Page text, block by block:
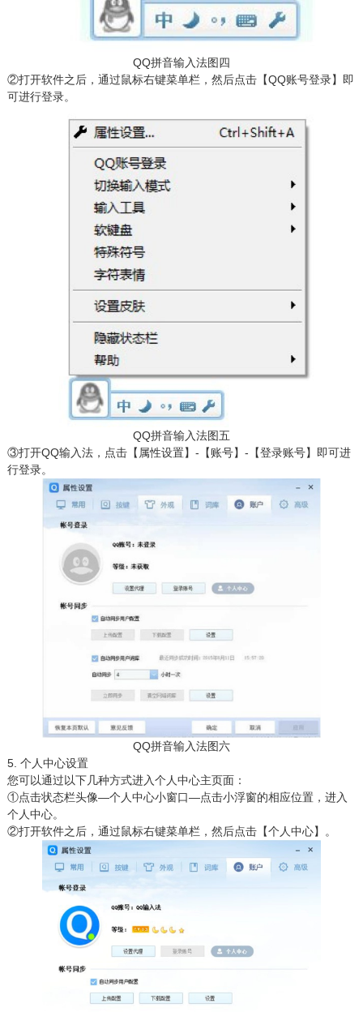
QQ拼音输入法图四
②打开软件之后，通过鼠标右键菜单栏，然后点击【QQ账号登录】即
可进行登录。
QQ拼音输入法图五
③打开QQ输入法，点击【属性设置】-【账号】-【登录账号】即可进
行登录。
QQ拼音输入法图六
5. 个人中心设置
您可以通过以下几种方式进入个人中心主页面：
①点击状态栏头像—个人中心小窗口—点击小浮窗的相应位置，进入
个人中心。
②打开软件之后，通过鼠标右键菜单栏，然后点击【个人中心】。